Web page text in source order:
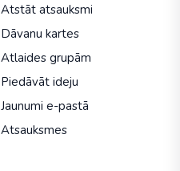
Atstāt atsauksmi
Dāvanu kartes
Atlaides grupām
Piedāvāt ideju
Jaunumi e-pastā
Atsauksmes